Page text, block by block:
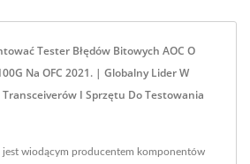
Tester Błędów Bitowych AOC O
Na OFC 2021. | Globalny Lider W
I Sprzętu Do Testowania
jest wiodącym producentem komponentów